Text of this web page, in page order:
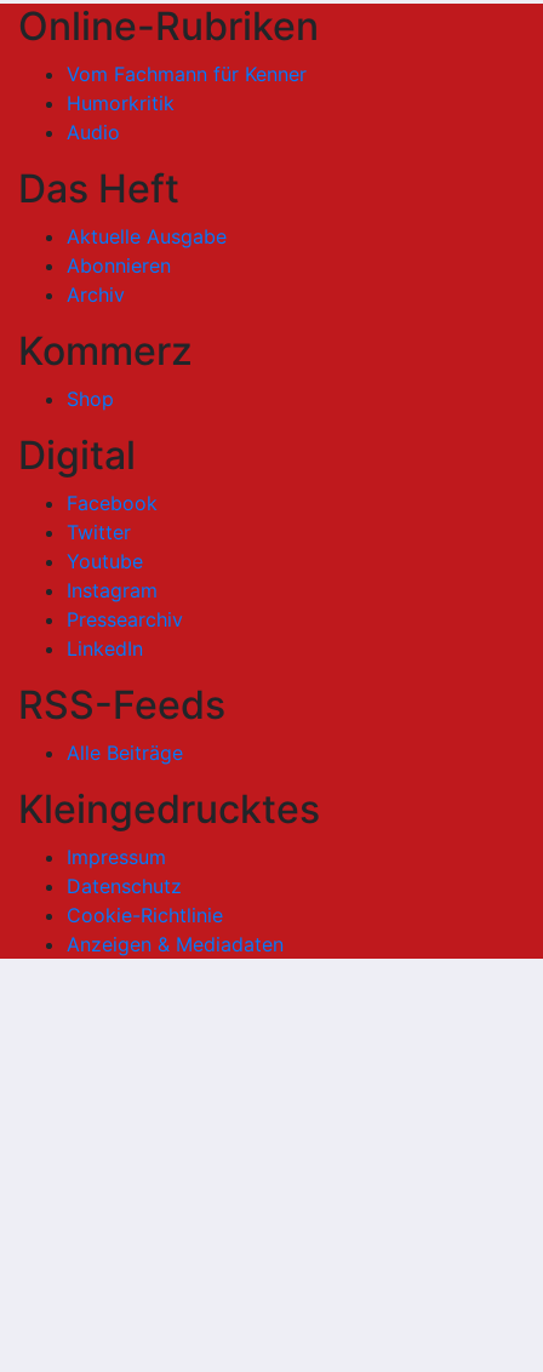
Online-Rubriken
Vom Fachmann für Kenner
Humorkritik
Audio
Das Heft
Aktuelle Ausgabe
Abonnieren
Archiv
Kommerz
Shop
Digital
Facebook
Twitter
Youtube
Instagram
Pressearchiv
LinkedIn
RSS-Feeds
Alle Beiträge
Kleingedrucktes
Impressum
Datenschutz
Cookie-Richtlinie
Anzeigen & Mediadaten